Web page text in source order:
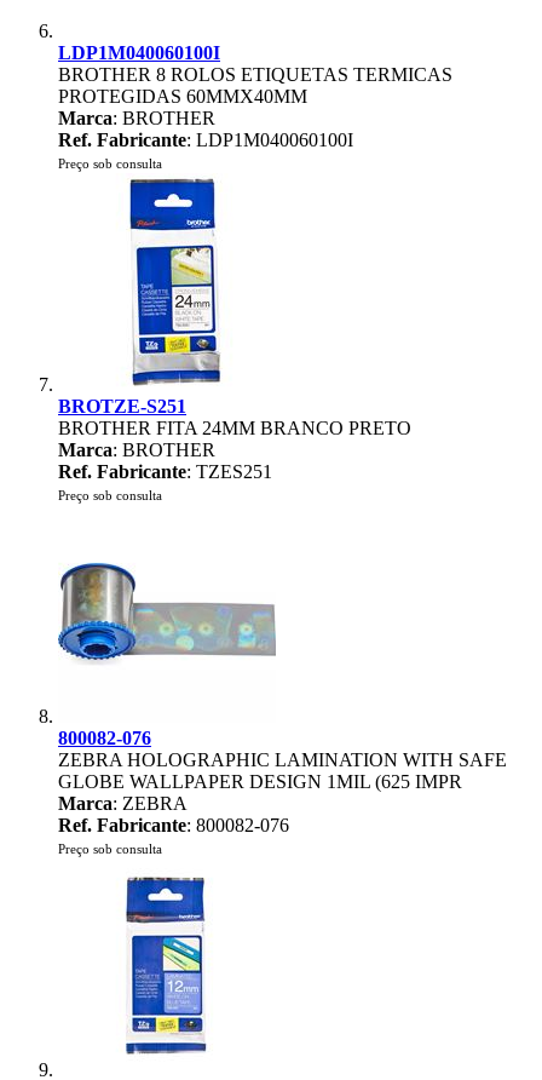
LDP1M040060100I
BROTHER 8 ROLOS ETIQUETAS TERMICAS
PROTEGIDAS 60MMX40MM
Marca: BROTHER
Ref. Fabricante: LDP1M040060100I
Preço sob consulta
BROTZE-S251
BROTHER FITA 24MM BRANCO PRETO
Marca: BROTHER
Ref. Fabricante: TZES251
Preço sob consulta
800082-076
ZEBRA HOLOGRAPHIC LAMINATION WITH SAFE
GLOBE WALLPAPER DESIGN 1MIL (625 IMPR
Marca: ZEBRA
Ref. Fabricante: 800082-076
Preço sob consulta